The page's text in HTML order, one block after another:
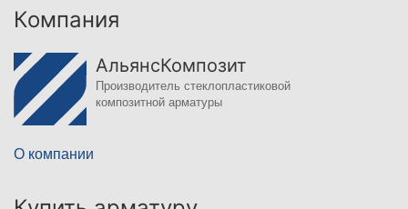
Компания
АльянсКомпозит
Производитель стеклопластиковой
композитной арматуры
О компании